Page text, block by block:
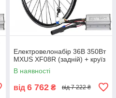
Електровелонабір 36В 350Вт
MXUS XF08R (задній) + круїз
В наявності
від 6 762 ₴ від 7 222 ₴